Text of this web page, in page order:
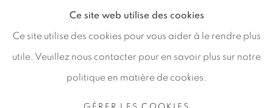
SITE PAR ARTLOGIC
46 Rue Grande, 06570 Saint-Paul-de-Vence, France
Ce site web utilise des cookies
Ce site utilise des cookies pour vous aider à le rendre plus
utile. Veuillez nous contacter pour en savoir plus sur notre
politique en matière de cookies.